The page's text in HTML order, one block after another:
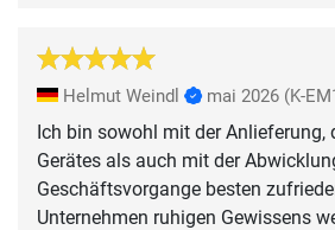
Helmut Weindl mai 2026 (K-
Ich bin sowohl mit der Anlieferung,
Gerätes als auch mit der
Geschäftsvorgange besten
Unternehmen ruhigen Gewissens